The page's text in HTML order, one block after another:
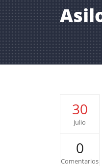
30
julio
0
Comentarios